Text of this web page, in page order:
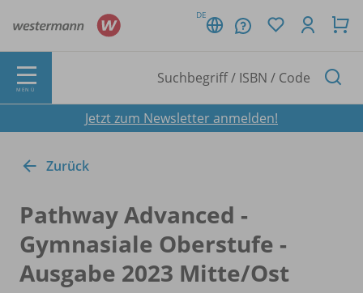
DE
MENÜ
Jetzt zum Newsletter anmelden!
Zurück
Pathway Advanced -
Gymnasiale Oberstufe -
Ausgabe 2023 Mitte/Ost